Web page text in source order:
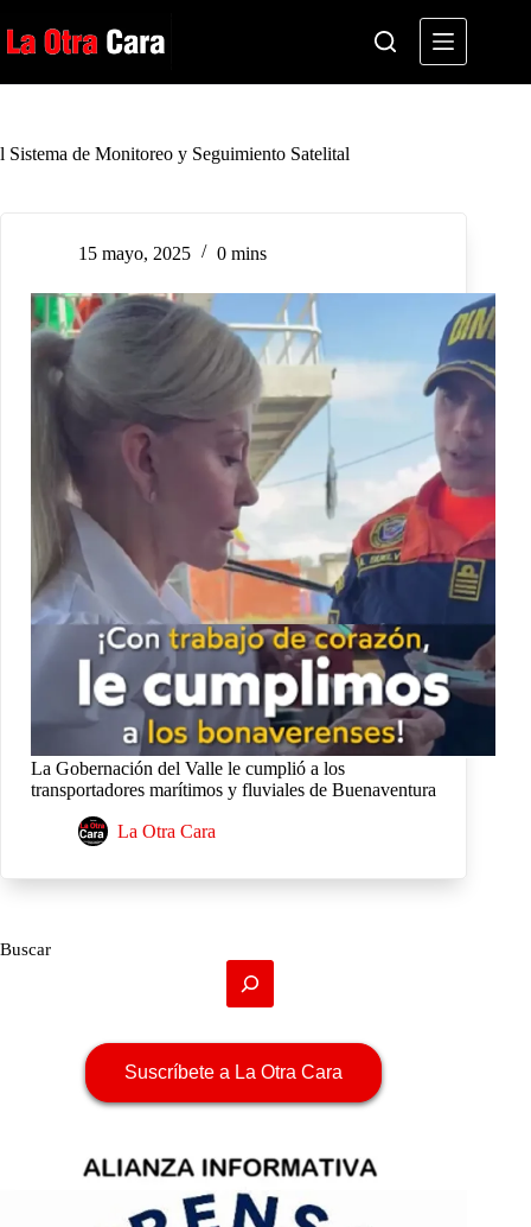
al
contenido
l Sistema de Monitoreo y Seguimiento Satelital
15 mayo, 2025 0 mins
La Gobernación del Valle le cumplió a los
transportadores marítimos y fluviales de Buenaventura
La Otra Cara
Buscar
Suscríbete a La Otra Cara